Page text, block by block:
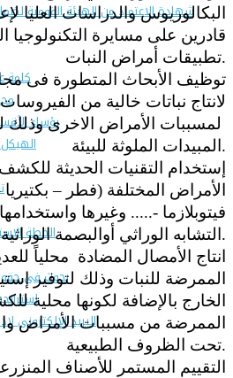
شهادة الاعتماد من الهيئة القومية
كلمة
رؤساء
الخطة
بحوث فى
البريد الإلكترونى
البكالوريوس والدراسات العليا
قادرين على مسايرة التكنولوجيا
تطبيقات أمراض النبات.
توظيف الأبحاث المتطورة فى
لانتاج نباتات خالية من
لمسببات الأمراض الاخرى وذلك
المبيدات الملوثة للبيئة.
إستخدام التقنيات الحديثة
الأمراض المختلفة (فطر –
فيتوبلازما -..... وغيرها
التشابه الوراثي أوالبصمة الوراثية.
انتاج الأمصال المضادة محلياً
الممرضة للنبات وذلك لتوفير
الخارج بالإضافة لكونها محلية
الممرضة من مسببات الأمراض
تحت الظروف الطبيعية.
التقييم المستمر للأصناف